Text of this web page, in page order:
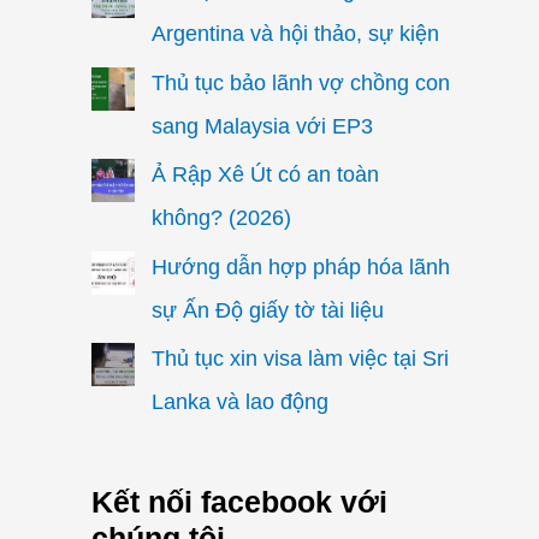
Argentina và hội thảo, sự kiện
Thủ tục bảo lãnh vợ chồng con
sang Malaysia với EP3
Ả Rập Xê Út có an toàn
không? (2026)
Hướng dẫn hợp pháp hóa lãnh
sự Ấn Độ giấy tờ tài liệu
Thủ tục xin visa làm việc tại Sri
Lanka và lao động
Kết nối facebook với